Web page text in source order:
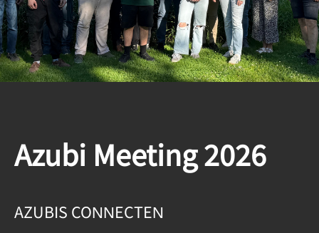
Azubi Meeting 2026
AZUBIS CONNECTEN